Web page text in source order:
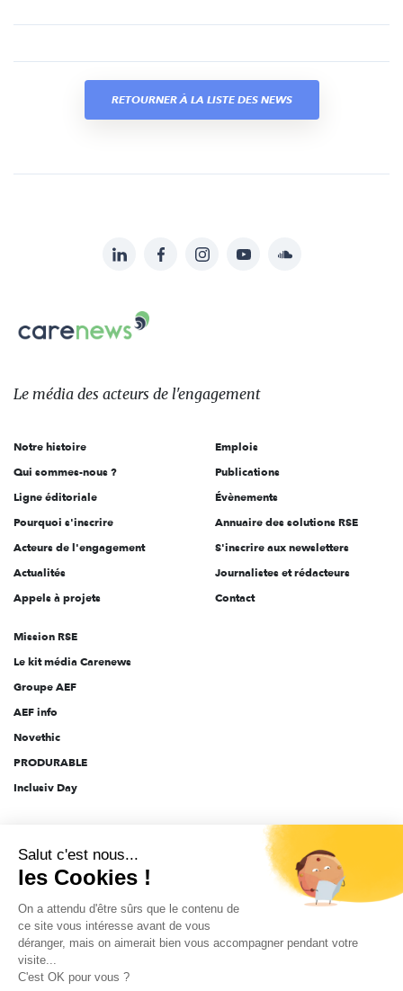
RETOURNER À LA LISTE DES NEWS
sur:
LinkedInFacebookInstagramYouTubeSoundcloud
Le
des
l'engagement
Le média des acteurs de l'engagement
Notre histoire
Qui sommes-nous ?
Ligne éditoriale
Pourquoi s'inscrire
Acteurs de l'engagement
Actualités
Appels à projets
Emplois
Publications
Évènements
Annuaire des solutions RSE
S'inscrire aux newsletters
Journalistes et rédacteurs
Contact
Mission RSE
Le kit média Carenews
Groupe AEF
AEF info
Novethic
PRODURABLE
Inclusiv Day
CGV Données personnelles 2025-2026 Tout droits réservés
Salut c'est nous...
les Cookies !
On a attendu d'être sûrs que le contenu de
ce site vous intéresse avant de vous
déranger, mais on aimerait bien vous accompagner pendant votre
visite...
C'est OK pour vous ?